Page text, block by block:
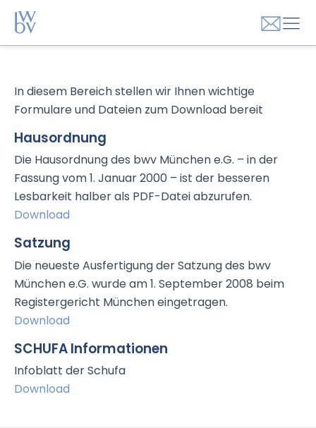
In diesem Bereich stellen wir Ihnen wichtige
Formulare und Dateien zum Download bereit
Hausordnung
Die Hausordnung des bwv München e.G. – in der
Fassung vom 1. Januar 2000 – ist der besseren
Lesbarkeit halber als PDF-Datei abzurufen.
Download
Satzung
Die neueste Ausfertigung der Satzung des bwv
München e.G. wurde am 1. September 2008 beim
Registergericht München eingetragen.
Download
SCHUFA Informationen
Infoblatt der Schufa
Download